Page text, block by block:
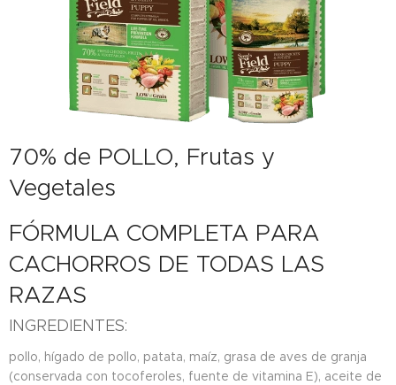
70% de POLLO, Frutas y
Vegetales
FÓRMULA COMPLETA PARA
CACHORROS DE TODAS LAS
RAZAS
INGREDIENTES:
pollo, hígado de pollo, patata, maíz, grasa de aves de granja
(conservada con tocoferoles, fuente de vitamina E), aceite de